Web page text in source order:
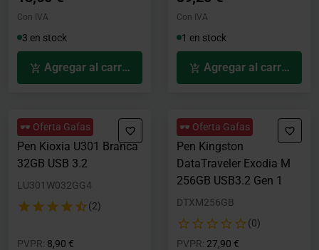
Con IVA
3 en stock
Agregar al carrito
Con IVA
1 en stock
Agregar al carrito
🕶️ Oferta Gafas
Pen Kioxia U301 Branca
32GB USB 3.2
LU301W032GG4
(2)
PVPR: Precio rebajado desde
8,90 €
🕶️ Oferta Gafas
Pen Kingston
DataTraveler Exodia M
256GB USB3.2 Gen 1
DTXM256GB
(0)
PVPR: Precio rebajado desde
27,90 €